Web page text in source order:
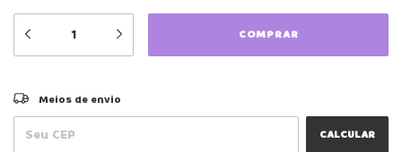
Entregas para o CEP:
Meios de envio
CALCULAR